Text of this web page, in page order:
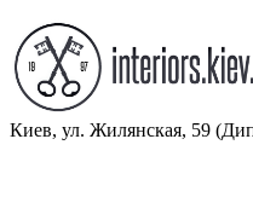
Киев, ул. Жилянская, 59